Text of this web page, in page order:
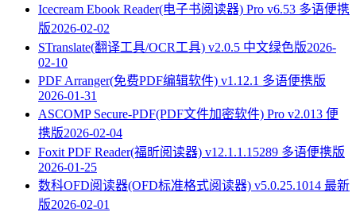
Icecream Ebook Reader(电子书阅读器) Pro v6.53 多语便携
版2026-02-02
STranslate(翻译工具/OCR工具) v2.0.5 中文绿色版2026-
02-10
PDF Arranger(免费PDF编辑软件) v1.12.1 多语便携版
2026-01-31
ASCOMP Secure-PDF(PDF文件加密软件) Pro v2.013 便
携版2026-02-04
Foxit PDF Reader(福昕阅读器) v12.1.1.15289 多语便携版
2026-01-25
数科OFD阅读器(OFD标准格式阅读器) v5.0.25.1014 最新
版2026-02-01